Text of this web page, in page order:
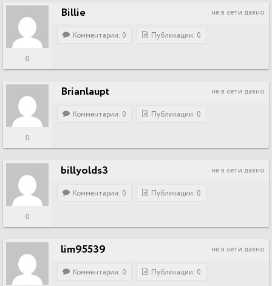
не в сети давно
Billie
0
Комментарии: 0 Публикации: 0
не в сети давно
Brianlaupt
0
Комментарии: 0 Публикации: 0
не в сети давно
billyolds3
0
Комментарии: 0 Публикации: 0
не в сети давно
lim95539
Комментарии: 0 Публикации: 0